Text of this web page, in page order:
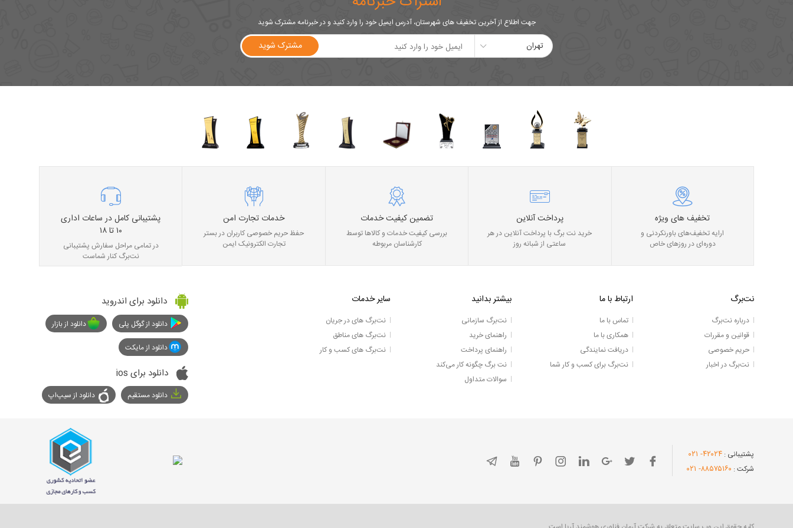
جهت اطلاع از آخرین تخفیف های شهرستان، آدرس ایمیل خود را وارد کنید و در خبرنامه مشترک شوید
تهران مشترک شوید
تخفیف های ویژه
ارایه تخفیف‌های باورنکردنی و
دوره‌ای در روز‌های خاص
پرداخت آنلاین
خرید نت برگ با پرداخت آنلاین در هر
ساعتی از شبانه روز
تضمین کیفیت خدمات
بررسی کیفیت خدمات و کالاها توسط
کارشناسان مربوطه
خدمات تجارت امن
حفظ حریم خصوصی کاربران در بستر
تجارت الکترونیک ایمن
پشتیبانی کامل در ساعات اداری
۱۰ تا ۱۸
در تمامی مراحل سفارش پشتیبانی
نت‌برگ کنار شماست
دانلود برای اندروید
دانلود از گوگل پلی
دانلود از بازار
دانلود از مایکت
دانلود برای ios
دانلود مستقیم دانلود از سیپ‌اپ
نت‌برگ
درباره نت‌برگ
قوانین و مقررات
حریم خصوصی
نت‌برگ در اخبار
ارتباط با ما
تماس با ما
همکاری با ما
دریافت نمایندگی
نت‌برگ برای کسب و کار شما
بیشتر بدانید
نت‌برگ سازمانی
راهنمای خرید
راهنمای پرداخت
نت برگ چگونه کار می‌کند
سوالات متداول
سایر خدمات
نت‌برگ های در جریان
نت‌برگ های مناطق
نت‌برگ های کسب و کار
پشتیبانی : ۴۲۰۲۴- ۰۲۱
شرکت : ۸۸۵۷۵۱۶۰- ۰۲۱